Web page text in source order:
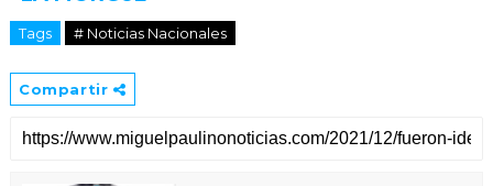
Tags # Noticias Nacionales
Compartir